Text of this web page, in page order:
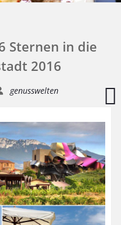
Sternen in die
2016
genusswelten